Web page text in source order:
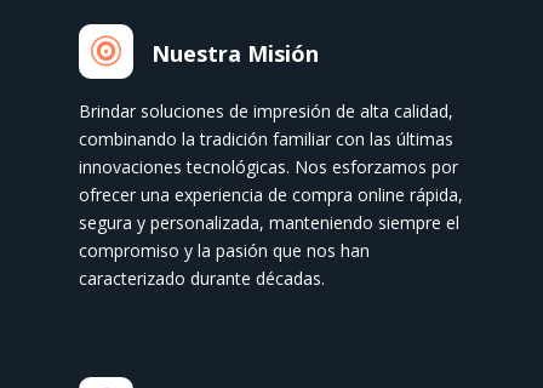
 Nuestra Misión
Brindar soluciones de impresión de alta calidad,
combinando la tradición familiar con las últimas
innovaciones tecnológicas. Nos esforzamos por
ofrecer una experiencia de compra online rápida,
segura y personalizada, manteniendo siempre el
compromiso y la pasión que nos han
caracterizado durante décadas.